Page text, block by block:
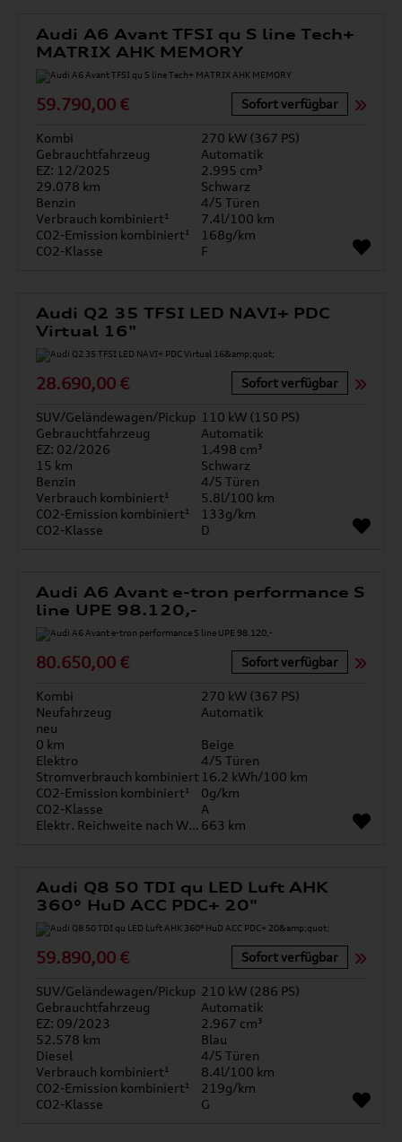
Audi A6 Avant TFSI qu S line Tech+
MATRIX AHK MEMORY
59.790,00 € Sofort verfügbar
Kombi
270 kW (367 PS)
Gebrauchtfahrzeug
Automatik
EZ: 12/2025
2.995 cm³
29.078 km
Schwarz
Benzin
4/5 Türen
Verbrauch kombiniert¹
7.4l/100 km
CO2-Emission kombiniert¹
168g/km
CO2-Klasse
F
Audi Q2 35 TFSI LED NAVI+ PDC
Virtual 16"
28.690,00 € Sofort verfügbar
SUV/Geländewagen/Pickup 110 kW (150 PS)
Gebrauchtfahrzeug
Automatik
EZ: 02/2026
1.498 cm³
15 km
Schwarz
Benzin
4/5 Türen
Verbrauch kombiniert¹
5.8l/100 km
CO2-Emission kombiniert¹
133g/km
CO2-Klasse
D
Audi A6 Avant e-tron performance S
line UPE 98.120,-
80.650,00 € Sofort verfügbar
Kombi
270 kW (367 PS)
Neufahrzeug
Automatik
neu
0 km
Beige
Elektro
4/5 Türen
Stromverbrauch kombiniert 16.2 kWh/100 km
CO2-Emission kombiniert¹
0g/km
CO2-Klasse
A
Elektr. Reichweite nach WLTP* 663 km
Audi Q8 50 TDI qu LED Luft AHK
360° HuD ACC PDC+ 20"
59.890,00 € Sofort verfügbar
SUV/Geländewagen/Pickup 210 kW (286 PS)
Gebrauchtfahrzeug
Automatik
EZ: 09/2023
2.967 cm³
52.578 km
Blau
Diesel
4/5 Türen
Verbrauch kombiniert¹
8.4l/100 km
CO2-Emission kombiniert¹
219g/km
CO2-Klasse
G